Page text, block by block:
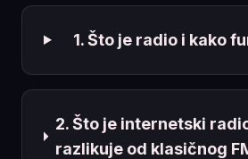
1. Što je radio i kako
2. Što je internetski
razlikuje od klasičnog